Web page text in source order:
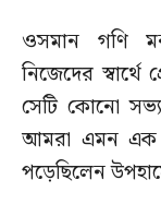
ওসমান গণি
নিজেদের
সেটি কোনো
আমরা এমন এক
পড়েছিলেন